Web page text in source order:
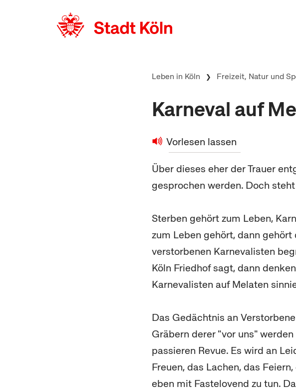
Leben in Köln Freizeit, Natur und
Karneval auf
Vorlesen lassen
Über dieses eher der Trauer
gesprochen werden. Doch
Sterben gehört zum Leben,
zum Leben gehört, dann
verstorbenen Karnevalisten
Köln Friedhof sagt, dann
Karnevalisten auf Melaten
Das Gedächtnis an
Gräbern derer "vor uns"
passieren Revue. Es wird an
Freuen, das Lachen, das
eben mit Fastelovend zu tun.